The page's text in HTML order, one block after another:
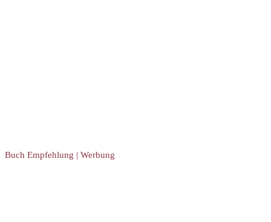
Buch Empfehlung | Werbung